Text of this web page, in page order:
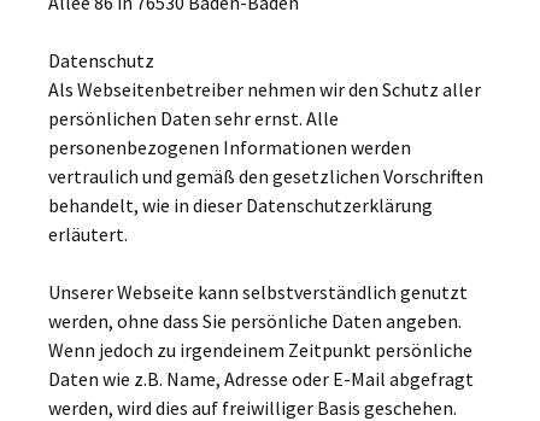
Datenschutz
Als Webseitenbetreiber nehmen wir den Schutz aller
persönlichen Daten sehr ernst. Alle
personenbezogenen Informationen werden
vertraulich und gemäß den gesetzlichen Vorschriften
behandelt, wie in dieser Datenschutzerklärung
erläutert.
Unserer Webseite kann selbstverständlich genutzt
werden, ohne dass Sie persönliche Daten angeben.
Wenn jedoch zu irgendeinem Zeitpunkt persönliche
Daten wie z.B. Name, Adresse oder E-Mail abgefragt
werden, wird dies auf freiwilliger Basis geschehen.